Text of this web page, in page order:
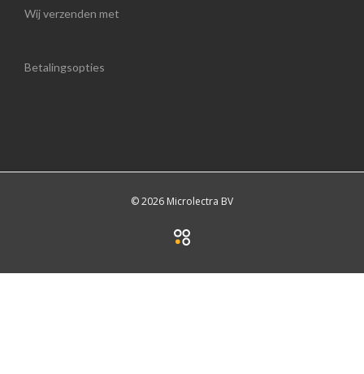
Wij verzenden met
Betalingsopties
© 2026 Microlectra BV